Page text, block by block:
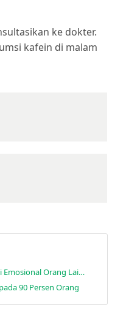
ke dokter.
kafein di malam
4 Zodiak yang Terlalu Memikirkan Pendapat Orang Lain, Kecenderungan Kanser untuk Terlalu Fokus pada Kondisi Emosional Orang Lain Membuatnya Masuk Daftar
90 Persen Orang